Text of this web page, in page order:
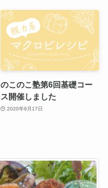
のこのこ塾第6回基礎コー
ス開催しました
2020年9月17日